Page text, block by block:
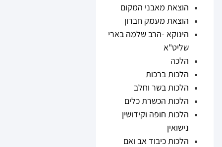
הוצאת מאבני המקום
הוצאת מעמק חברון
הינוקא -הרב שלמה בארי
שליט"א
הלכה
הלכות ברכות
הלכות בשר וחלב
הלכות הכשרת כלים
הלכות חופה וקידושין
נישואין
הלכות כיבוד אב ואם